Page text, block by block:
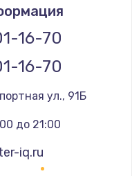
масел
клапана
16-70
16-70
ул., 91Б
до 21:00
iq.ru